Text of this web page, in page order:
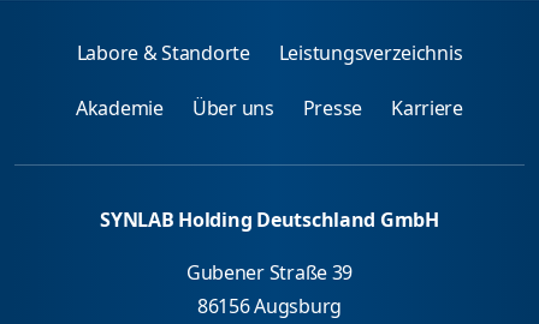
Labore & Standorte Leistungsverzeichnis
Akademie Über uns Presse Karriere
SYNLAB Holding Deutschland GmbH
Gubener Straße 39
86156 Augsburg